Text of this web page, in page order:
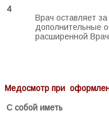
4
Врач оставляет
дополнительные
расширенной
Медосмотр при
С собой иметь